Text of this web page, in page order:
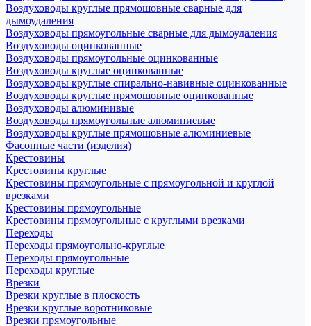
Воздуховоды круглые прямошовные сварные для
дымоудаления
Воздуховоды прямоугольные сварные для дымоудаления
Воздуховоды оцинкованные
Воздуховоды прямоугольные оцинкованные
Воздуховоды круглые оцинкованные
Воздуховоды круглые спирально-навивные оцинкованные
Воздуховоды круглые прямошовные оцинкованные
Воздуховоды алюминивые
Воздуховоды прямоугольные алюминиевые
Воздуховоды круглые прямошовные алюминиевые
Фасонные части (изделия)
Крестовины
Крестовины круглые
Крестовины прямоугольные с прямоугольной и круглой
врезками
Крестовины прямоугольные
Крестовины прямоугольные с круглыми врезками
Переходы
Переходы прямоугольно-круглые
Переходы прямоугольные
Переходы круглые
Врезки
Врезки круглые в плоскость
Врезки круглые воротниковые
Врезки прямоугольные